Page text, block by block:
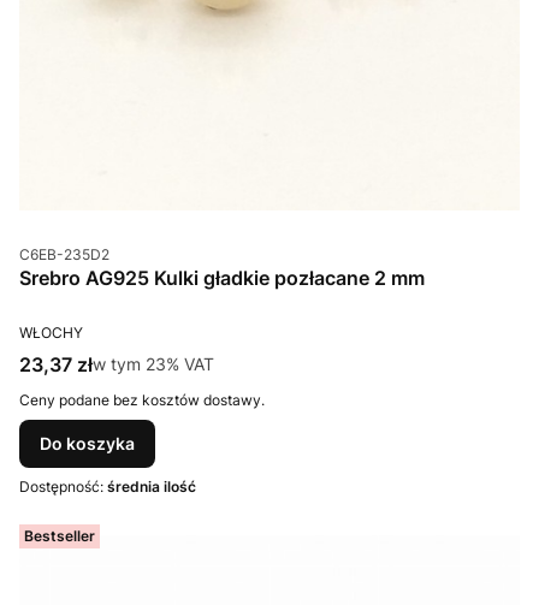
Kod produktu
C6EB-235D2
Srebro AG925 Kulki gładkie pozłacane 2 mm
PRODUCENT
WŁOCHY
Cena brutto
23,37 złw tym %s VAT
w tym 23% VAT
Ceny podane bez kosztów dostawy.
Do koszyka
Dostępność: średnia ilość
Bestseller